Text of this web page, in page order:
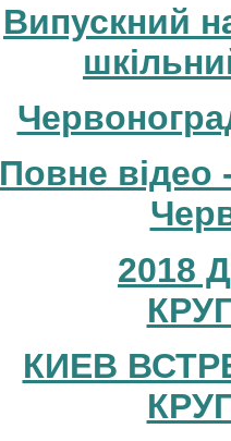
Випускний
Повне відео
2018
КИЕВ